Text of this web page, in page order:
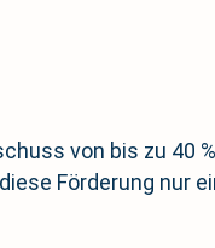
von bis zu 40
Förderung nur